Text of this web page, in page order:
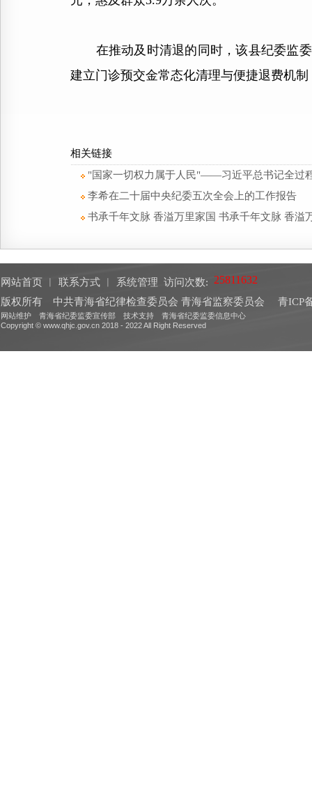
在推动及时清退的同时，该县纪委监委
建立门诊预交金常态化清理与便捷退费机
相关链接
"国家一切权力属于人民"——习近平总书记全过
李希在二十届中央纪委五次全会上的工作报告
书承千年文脉 香溢万里家国 书承千年文脉 香溢
网站首页 联系方式 系统管理 访问次数:
版权所有 中共青海省纪律检查委员会 青海省监察委员会
青ICP
网站维护 青海省纪委监委宣传部 技术支持 青海省纪委监委信息中心
Copyright © www.qhjc.gov.cn 2018 - 2022 All Right Reserved